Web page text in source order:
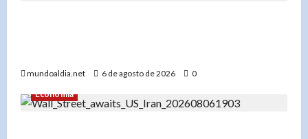
mundoaldia.net 6 de agosto de 2026
0
Economía